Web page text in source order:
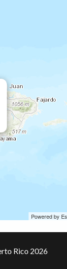
Powered by
Rico 2026